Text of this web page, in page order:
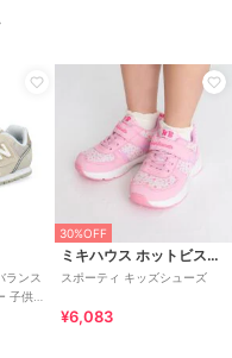
ランス
子供靴
30%OFF
ミキハウス ホットビスケッツ
スポーティ キッズシューズ
¥6,083